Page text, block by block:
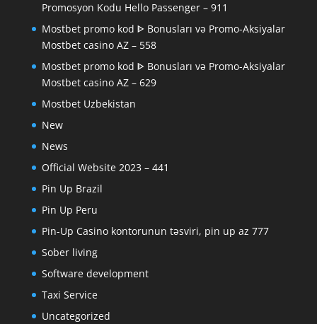
Promosyon Kodu Hello Passenger – 911
Mostbet promo kod ᐈ Bonusları və Promo-Aksiyalar
Mostbet casino AZ – 558
Mostbet promo kod ᐈ Bonusları və Promo-Aksiyalar
Mostbet casino AZ – 629
Mostbet Uzbekistan
New
News
Official Website 2023 – 441
Pin Up Brazil
Pin Up Peru
Pin-Up Casino kontorunun təsviri, pin up az 777
Sober living
Software development
Taxi Service
Uncategorized